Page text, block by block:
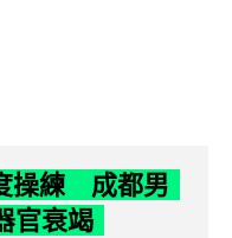
操練 成都男
官衰竭